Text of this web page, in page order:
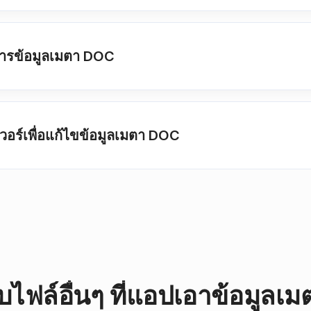
รข้อมูลเมตา DOC
ร์เพื่อแก้ไขข้อมูลเมตา DOC
ไฟล์อื่นๆ ที่แอปเอาข้อมูลเม